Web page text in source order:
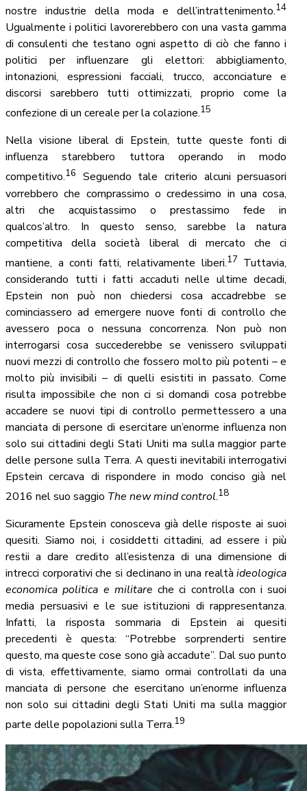
nostre industrie della moda e dell’intrattenimento.14
Ugualmente i politici lavorerebbero con una vasta gamma
di consulenti che testano ogni aspetto di ciò che fanno i
politici per influenzare gli elettori: abbigliamento,
intonazioni, espressioni facciali, trucco, acconciature e
discorsi sarebbero tutti ottimizzati, proprio come la
confezione di un cereale per la colazione.15
Nella visione liberal di Epstein, tutte queste fonti di
influenza starebbero tuttora operando in modo
competitivo.16
Seguendo tale criterio alcuni persuasori
vorrebbero che comprassimo o credessimo in una cosa,
altri che acquistassimo o prestassimo fede in
qualcos’altro. In questo senso, sarebbe la natura
competitiva della società liberal di mercato che ci
mantiene, a conti fatti, relativamente liberi.17 Tuttavia,
considerando tutti i fatti accaduti nelle ultime decadi,
Epstein non può non chiedersi cosa accadrebbe se
cominciassero ad emergere nuove fonti di controllo che
avessero poca o nessuna concorrenza. Non può non
interrogarsi cosa succederebbe se venissero sviluppati
nuovi mezzi di controllo che fossero molto più potenti – e
molto più invisibili – di quelli esistiti in passato. Come
risulta impossibile che non ci si domandi cosa potrebbe
accadere se nuovi tipi di controllo permettessero a una
manciata di persone di esercitare un’enorme influenza non
solo sui cittadini degli Stati Uniti ma sulla maggior parte
delle persone sulla Terra. A questi inevitabili interrogativi
Epstein cercava di rispondere in modo conciso già nel
2016 nel suo saggio The new mind control.18
Sicuramente Epstein conosceva già delle risposte ai suoi
quesiti. Siamo noi, i cosiddetti cittadini, ad essere i più
restii a dare credito all’esistenza di una dimensione di
intrecci corporativi che si declinano in una realtàideologica
economica politica e militareche ci controlla con i suoi
media persuasivi e le sue istituzioni di rappresentanza.
Infatti, la risposta sommaria di Epstein ai quesiti
precedenti è questa: “Potrebbe sorprenderti sentire
questo, ma queste cose sono già accadute”. Dal suo punto
di vista, effettivamente, siamo ormai controllati da una
manciata di persone che esercitano un’enorme influenza
non solo sui cittadini degli Stati Uniti ma sulla maggior
parte delle popolazioni sulla Terra.19